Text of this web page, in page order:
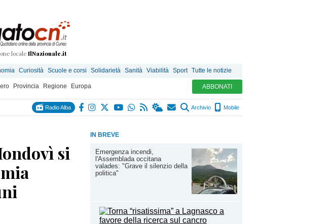
localeIlNazionale.it
Curiosità Scuole e corsi Solidarietà Sanità Viabilità Sport Tutte le notizie
Provincia Regione Europa ABBONATI
Radio Alba Archivio Mobile
IN BREVE
Emergenza incendi,
l'Assemblada occitana
valades: "Grave il silenzio della
politica"
si